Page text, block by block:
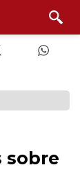
sobre